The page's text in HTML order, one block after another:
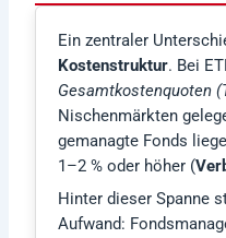
Ein zentraler
Kostenstruktur. Bei
Gesamtkostenquoten
Nischenmärkten
gemanagte Fonds
1–2 % oder höher (
Hinter dieser Spanne
Aufwand: